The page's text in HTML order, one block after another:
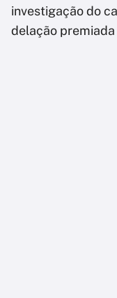
investigação do
delação